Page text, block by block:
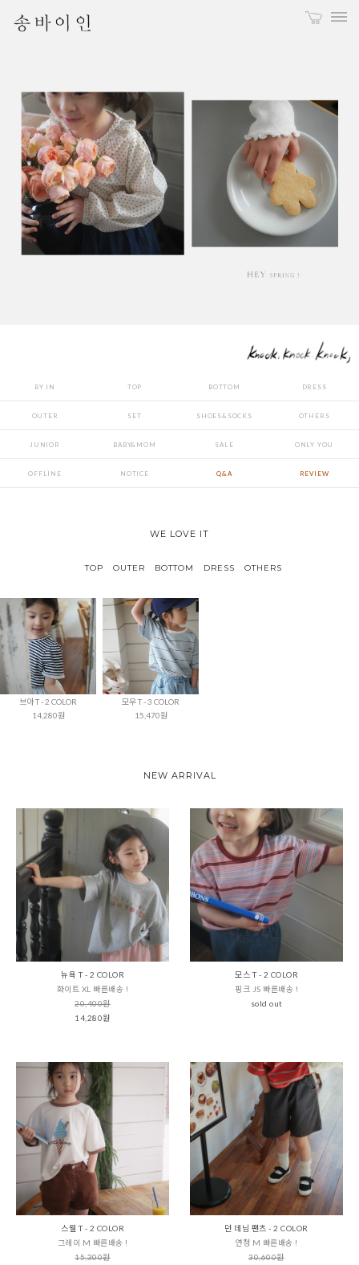
BY IN TOP BOTTOM DRESS
OUTER SET SHOES&SOCKS OTHERS
JUNIOR BABY&MOM SALE ONLY YOU
OFFLINE NOTICE Q&A REVIEW
WE LOVE IT
TOP OUTER BOTTOM DRESS OTHERS
브아 T - 2 COLOR
14,280원
모우 T - 3 COLOR
15,470원
NEW ARRIVAL
뉴욕 T - 2 COLOR
화이트 XL 빠른배송 !
20,400원
14,280원
모스 T - 2 COLOR
핑크 JS 빠른배송 !
sold out
스웰 T - 2 COLOR
그레이 M 빠른배송 !
15,300원
던 데님 팬츠 - 2 COLOR
연청 M 빠른배송 !
30,600원